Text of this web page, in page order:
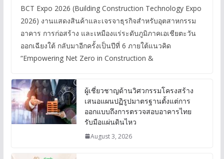
BCT Expo 2026 (Building Construction Technology Expo
2026) งานแสดงสินค้าและเจรจาธุรกิจสำหรับอุตสาหกรรม
อาคาร การก่อสร้าง และเหมืองแร่ระดับภูมิภาคเอเชียตะวัน
ออกเฉียงใต้ กลับมาอีกครั้งเป็นปีที่ 6 ภายใต้แนวคิด
“Empowering Net Zero in Construction &
ผู้เชี่ยวชาญด้านวิศวกรรมโครงสร้าง
เสนอแผนปฏิรูปมาตรฐานตั้งแต่การ
ออกแบบถึงการตรวจสอบอาคารไทย
รับมือแผ่นดินไหว
August 3, 2026